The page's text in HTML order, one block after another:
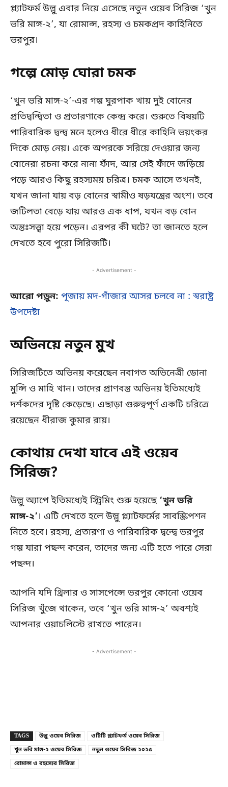
প্ল্যাটফর্ম উল্লু এবার নিয়ে এসেছে নতুন ওয়েব সিরিজ ‘খুন
ভরি মাঙ্গ-২’, যা রোমান্স, রহস্য ও চমকপ্রদ কাহিনিতে
ভরপুর।
গল্পে মোড় ঘোরা চমক
‘খুন ভরি মাঙ্গ-২’-এর গল্প ঘুরপাক খায় দুই বোনের
প্রতিদ্বন্দ্বিতা ও প্রতারণাকে কেন্দ্র করে। শুরুতে বিষয়টি
পারিবারিক দ্বন্দ্ব মনে হলেও ধীরে ধীরে কাহিনি ভয়ংকর
দিকে মোড় নেয়। একে অপরকে সরিয়ে দেওয়ার জন্য
বোনেরা রচনা করে নানা ফাঁদ, আর সেই ফাঁদে জড়িয়ে
পড়ে আরও কিছু রহস্যময় চরিত্র। চমক আসে তখনই,
যখন জানা যায় বড় বোনের স্বামীও ষড়যন্ত্রের অংশ। তবে
জটিলতা বেড়ে যায় আরও এক ধাপ, যখন বড় বোন
অন্তঃসত্ত্বা হয়ে পড়েন। এরপর কী ঘটে? তা জানতে হলে
দেখতে হবে পুরো সিরিজটি।
- Advertisement -
আরো পড়ুন: পূজায় মদ-গাঁজার আসর চলবে না : স্বরাষ্ট্র
উপদেষ্টা
অভিনয়ে নতুন মুখ
সিরিজটিতে অভিনয় করেছেন নবাগত অভিনেত্রী ডোনা
মুন্সি ও মাহি খান। তাদের প্রাণবন্ত অভিনয় ইতিমধ্যেই
দর্শকদের দৃষ্টি কেড়েছে। এছাড়া গুরুত্বপূর্ণ একটি চরিত্রে
রয়েছেন ধীরাজ কুমার রায়।
কোথায় দেখা যাবে এই ওয়েব
সিরিজ?
উল্লু অ্যাপে ইতিমধ্যেই স্ট্রিমিং শুরু হয়েছে ‘খুন ভরি
মাঙ্গ-২’। এটি দেখতে হলে উল্লু প্ল্যাটফর্মের সাবস্ক্রিপশন
নিতে হবে। রহস্য, প্রতারণা ও পারিবারিক দ্বন্দ্বে ভরপুর
গল্প যারা পছন্দ করেন, তাদের জন্য এটি হতে পারে সেরা
পছন্দ।
আপনি যদি থ্রিলার ও সাসপেন্সে ভরপুর কোনো ওয়েব
সিরিজ খুঁজে থাকেন, তবে ‘খুন ভরি মাঙ্গ-২’ অবশ্যই
আপনার ওয়াচলিস্টে রাখতে পারেন।
- Advertisement -
TAGS উল্লু ওয়েব সিরিজ
ওটিটি প্ল্যাটফর্ম ওয়েব সিরিজ
খুন ভরি মাঙ্গ-২ ওয়েব সিরিজ
নতুন ওয়েব সিরিজ ২০২৫
রোমান্স ও রহস্যের সিরিজ